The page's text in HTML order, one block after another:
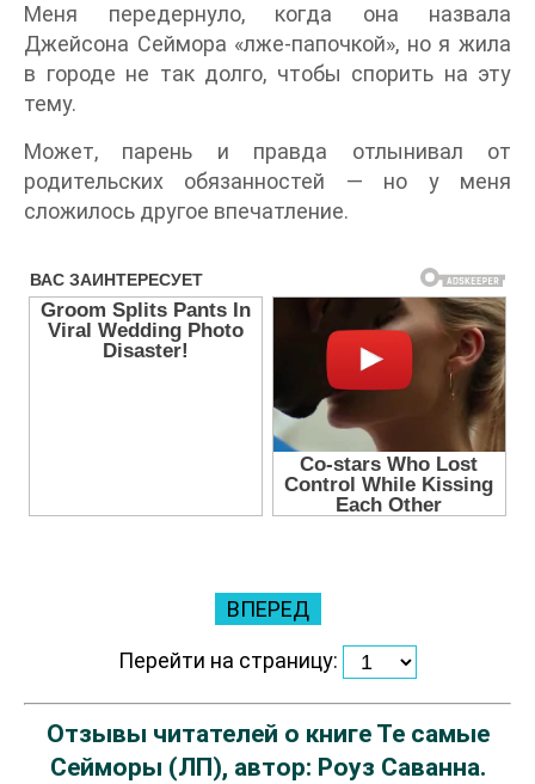
Меня передернуло, когда она назвала
Джейсона Сеймора «лже-папочкой», но я жила
в городе не так долго, чтобы спорить на эту
тему.
Может, парень и правда отлынивал от
родительских обязанностей — но у меня
сложилось другое впечатление.
ВПЕРЕД
Перейти на страницу:
Отзывы читателей о книге Те самые
Сейморы (ЛП), автор: Роуз Саванна.